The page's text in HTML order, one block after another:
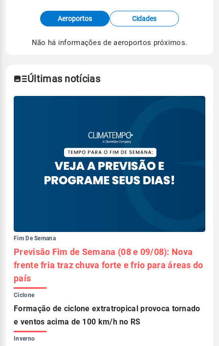
Fonte: dados combinados de estações
meteorológicas e satélite do Centro de Previsão
de Tempo e Estudos Climáticos (CPTEC).
Aeroportos Cidades
Não há informações de aeroportos próximos.
Últimas notícias
Fim De Semana
Previsão Fim de Semana (08 e 09/08): Nova
frente fria traz chuva forte e frio para áreas do
país
Ciclone
Formação de ciclone extratropical provoca tornado
e ventos acima de 100 km/h no RS
Inverno